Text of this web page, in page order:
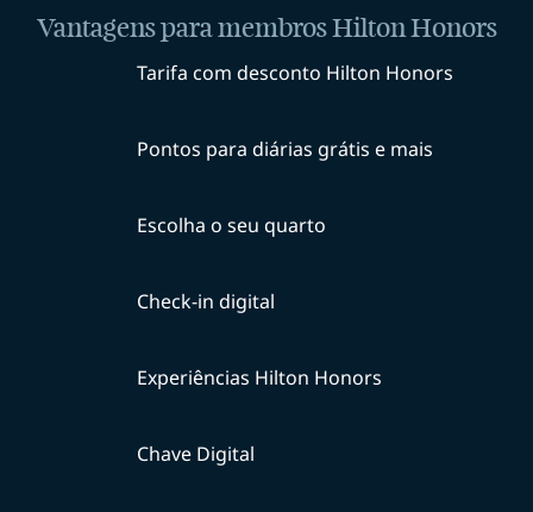
Vantagens para membros Hilton Honors
Tarifa com desconto Hilton Honors
Pontos para diárias grátis e mais
Escolha o seu quarto
Check-in digital
Experiências Hilton Honors
Chave Digital